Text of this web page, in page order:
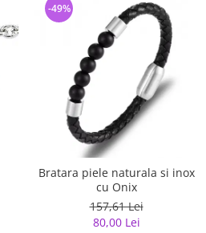
Bratara piele naturala si inox
cu Onix
157,61 Lei
80,00 Lei
-49%